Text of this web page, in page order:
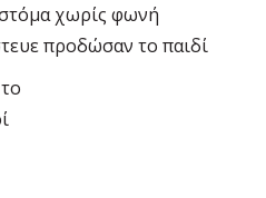
χωρίς φωνή
προδώσαν το παιδί